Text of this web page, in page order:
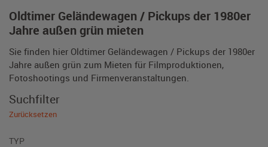
Oldtimer Geländewagen / Pickups der 1980er
Jahre außen grün mieten
Sie finden hier Oldtimer Geländewagen / Pickups der 1980er
Jahre außen grün zum Mieten für Filmproduktionen,
Fotoshootings und Firmenveranstaltungen.
Suchfilter
Zurücksetzen
TYP